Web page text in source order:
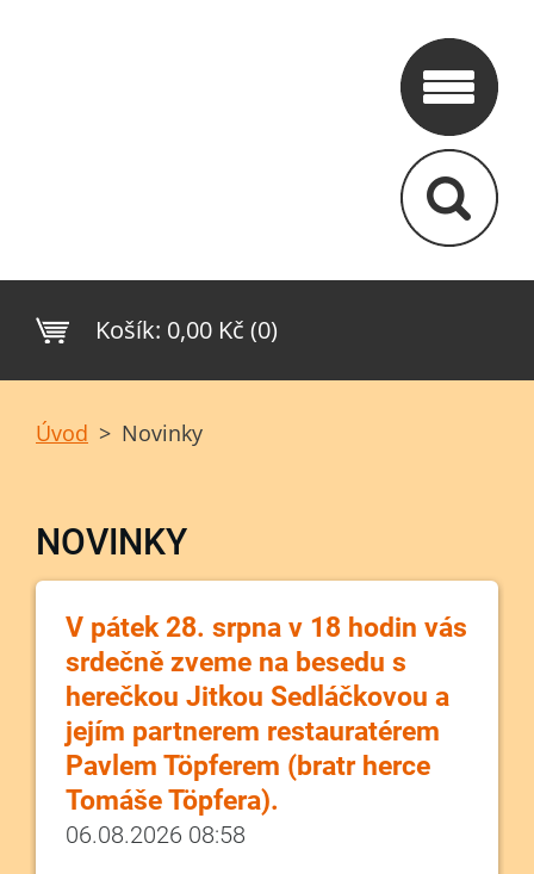
Košík: 0,00 Kč (0)
Úvod > Novinky
NOVINKY
V pátek 28. srpna v 18 hodin vás
srdečně zveme na besedu s
herečkou Jitkou Sedláčkovou a
jejím partnerem restauratérem
Pavlem Töpferem (bratr herce
Tomáše Töpfera).
06.08.2026 08:58